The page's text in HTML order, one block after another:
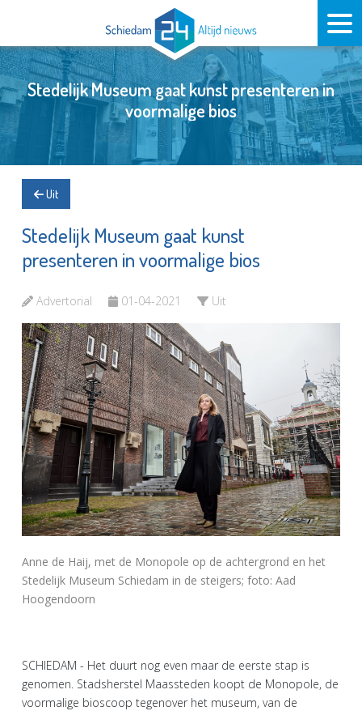
Stedelijk Museum gaat kunst presenteren in
voormalige bios
Uit
Stedelijk Museum gaat kunst
presenteren in voormalige bios
Advertorial 01-04-2021 Uit
Anne de Haij, met de Monopole op de achtergrond en het
Stedelijk Museum Schiedam in de steigers; foto: Aad
Hoogendoorn
SCHIEDAM - Het duurt nog even maar de eerste stap is
genomen. Stadsherstel Maassteden koopt de Monopole, de
voormalige bioscoop tegenover het museum, van de